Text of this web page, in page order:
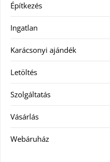
Építkezés
Ingatlan
Karácsonyi ajándék
Letöltés
Szolgáltatás
Vásárlás
Webáruház